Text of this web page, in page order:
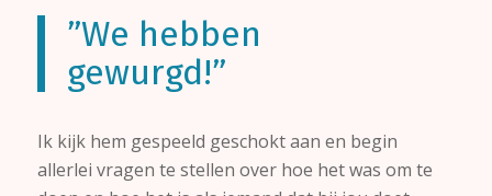
”We hebben
gewurgd!”
Ik kijk hem gespeeld geschokt aan en begin
allerlei vragen te stellen over hoe het was om te